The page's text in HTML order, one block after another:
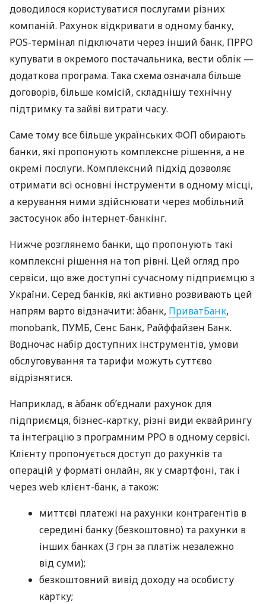
доводилося користуватися послугами різних
компаній. Рахунок відкривати в одному банку,
POS-термінал підключати через інший банк, ПРРО
купувати в окремого постачальника, вести облік —
додаткова програма. Така схема означала більше
договорів, більше комісій, складнішу технічну
підтримку та зайві витрати часу.
Саме тому все більше українських ФОП обирають
банки, які пропонують комплексне рішення, а не
окремі послуги. Комплексний підхід дозволяє
отримати всі основні інструменти в одному місці,
а керування ними здійснювати через мобільний
застосунок або інтернет-банкінг.
Нижче розглянемо банки, що пропонують такі
комплексні рішення на топ рівні. Цей огляд про
сервіси, що вже доступні сучасному підприємцю з
України. Серед банків, які активно розвивають цей
напрям варто відзначити: àбанк, ПриватБанк,
monobank, ПУМБ, Сенс Банк, Райффайзен Банк.
Водночас набір доступних інструментів, умови
обслуговування та тарифи можуть суттєво
відрізнятися.
Наприклад, в àбанк об’єднали рахунок для
підприємця, бізнес-картку, різні види еквайрингу
та інтеграцію з програмним РРО в одному сервісі.
Клієнту пропонується доступ до рахунків та
операцій у форматі онлайн, як у смартфоні, так і
через web клієнт-банк, а також:
миттєві платежі на рахунки контрагентів в
середині банку (безкоштовно) та рахунки в
інших банках (3 грн за платіж незалежно
від суми);
безкоштовний вивід доходу на особисту
картку;